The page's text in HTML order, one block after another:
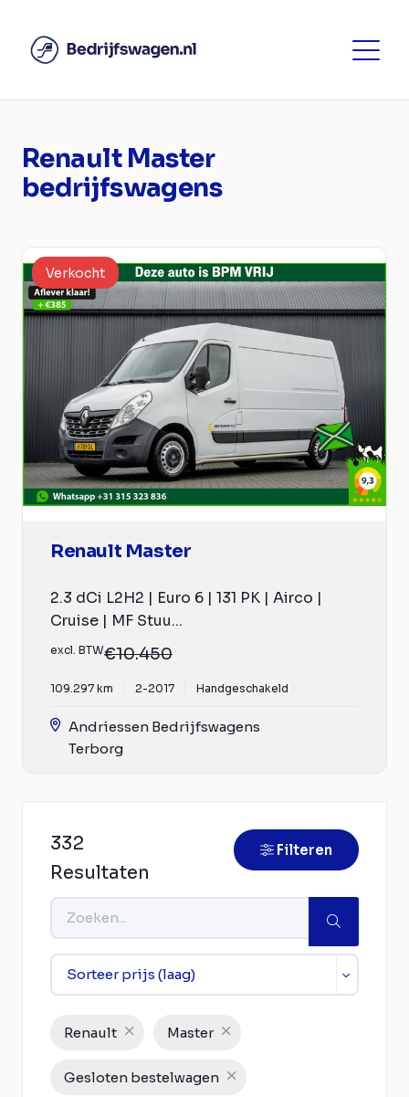
Renault Master
bedrijfswagens
Verkocht
Renault Master
2.3 dCi L2H2 | Euro 6 | 131 PK | Airco |
Cruise | MF Stuu...
excl. BTW€10.450
109.297 km 2-2017 Handgeschakeld
Andriessen Bedrijfswagens
Terborg
332
Resultaten
Filteren
Renault Master
Gesloten bestelwagen